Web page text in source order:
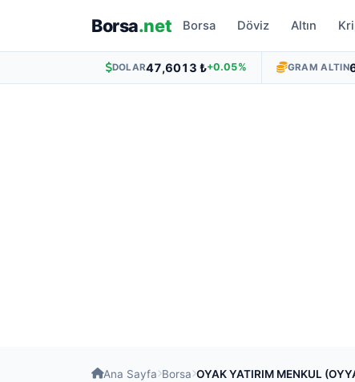
Borsa.net Borsa Döviz Altın
DOLAR47,6013 ₺+0.05% GRAM ALTIN
Ana Sayfa Borsa OYAK YATIRIM MENKUL